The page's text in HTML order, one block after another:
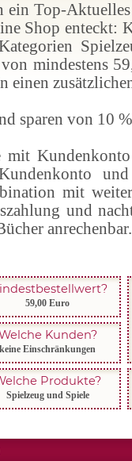
ein Top-
Shop enteckt:
mindestens
einen
sparen von 10
mit
und
anrechenbar.
59,00 Euro
Kunden?
keine Einschränkungen
Produkte?
Spielzeug und Spiele